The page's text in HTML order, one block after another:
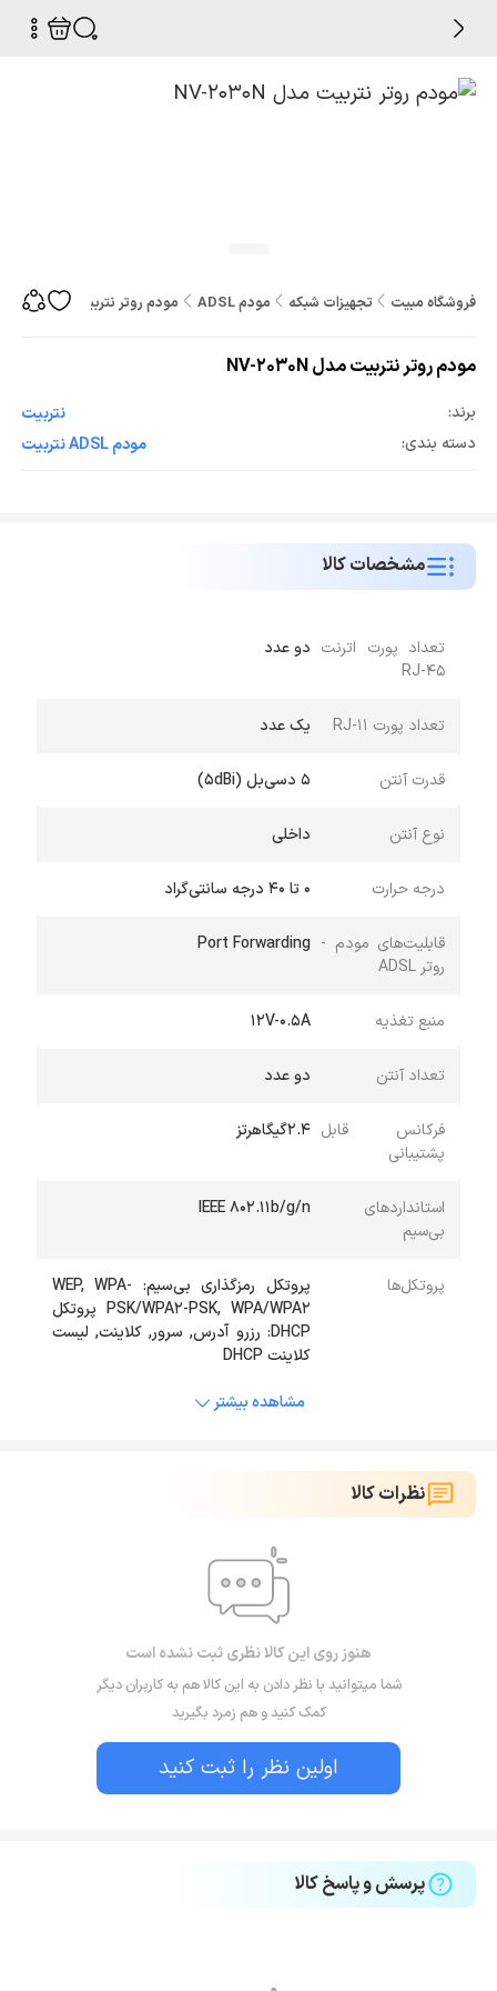
فروشگاه مبیت تجهیزات شبکه مودم ADSL مودم روتر نتربیت مدل NV-2030N
مودم روتر نتربیت مدل NV-2030N
برند:
نتربیت
دسته بندی:
مودم ADSL نتربیت
مشخصات کالا
تعداد پورت اترنت
RJ-45
دو عدد
تعداد پورت RJ-11 یک عدد
قدرت آنتن ۵ دسی‌بل (۵dBi)
نوع آنتن داخلی
درجه حرارت ۰ تا ۴۰ درجه سانتی‌گراد
قابلیت‌های مودم -
روتر ADSL
Port Forwarding
منبع تغذیه ۱۲V-۰.۵A
تعداد آنتن دو عدد
فرکانس قابل
پشتیبانی
2.4گیگاهرتز
استانداردهای
بی‌سیم
IEEE ۸۰۲.۱۱b/g/n
پروتکل‌ها
پروتکل رمزگذاری بی‌سیم: WEP, WPA-
PSK/WPA۲-PSK, WPA/WPA۲ پروتکل
DHCP: رزرو آدرس, سرور, کلاینت, لیست
کلاینت DHCP
مشاهده بیشتر
نظرات کالا
هنوز روی این کالا نظری ثبت نشده است
شما میتوانید با نظر دادن به این کالا هم به کاربران دیگر
کمک کنید و هم زمرد بگیرید
اولین نظر را ثبت کنید
پرسش و پاسخ کالا